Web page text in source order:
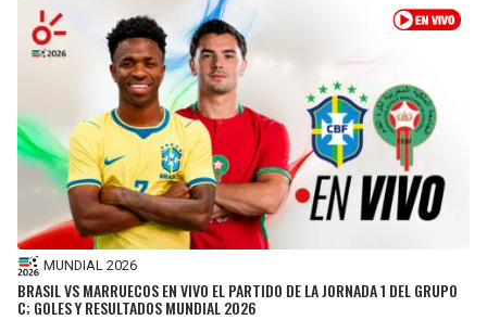
MUNDIAL 2026
BRASIL VS MARRUECOS EN VIVO EL PARTIDO DE LA JORNADA 1 DEL GRUPO
C; GOLES Y RESULTADOS MUNDIAL 2026